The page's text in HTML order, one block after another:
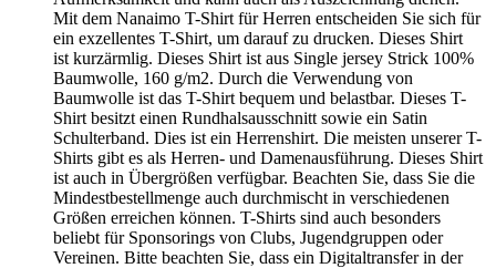
Mit dem Nanaimo T-Shirt für Herren entscheiden Sie sich für
ein exzellentes T-Shirt, um darauf zu drucken. Dieses Shirt
ist kurzärmlig. Dieses Shirt ist aus Single jersey Strick 100%
Baumwolle, 160 g/m2. Durch die Verwendung von
Baumwolle ist das T-Shirt bequem und belastbar. Dieses T-
Shirt besitzt einen Rundhalsausschnitt sowie ein Satin
Schulterband. Dies ist ein Herrenshirt. Die meisten unserer T-
Shirts gibt es als Herren- und Damenausführung. Dieses Shirt
ist auch in Übergrößen verfügbar. Beachten Sie, dass Sie die
Mindestbestellmenge auch durchmischt in verschiedenen
Größen erreichen können. T-Shirts sind auch besonders
beliebt für Sponsorings von Clubs, Jugendgruppen oder
Vereinen. Bitte beachten Sie, dass ein Digitaltransfer in der